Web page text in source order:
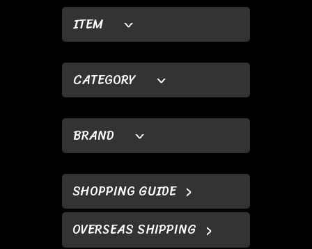
ITEM
CATEGORY
BRAND
SHOPPING GUIDE
OVERSEAS SHIPPING